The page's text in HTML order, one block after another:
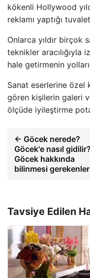
kökenli Hollywood
reklamı yaptığı
Onlarca yıldır birçok
teknikler aracılığıyla
hale getirmenin
Sanat eserlerine özel
gören kişilerin galeri
ölçüde iyileştirme
← Göcek nerede?
Göcek'e nasıl gidilir?
Göcek hakkında
bilinmesi gerekenler
Tavsiye Edilen